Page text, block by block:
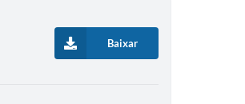
Baixar